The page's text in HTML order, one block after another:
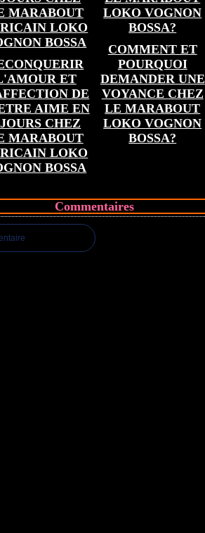
ET
DE
AIME EN
CHEZ
MARABOUT
LOKO
BOSSA
COMMENT ET
POURQUOI
DEMANDER UNE
VOYANCE CHEZ
LE MARABOUT
LOKO VOGNON
BOSSA?
Commentaires